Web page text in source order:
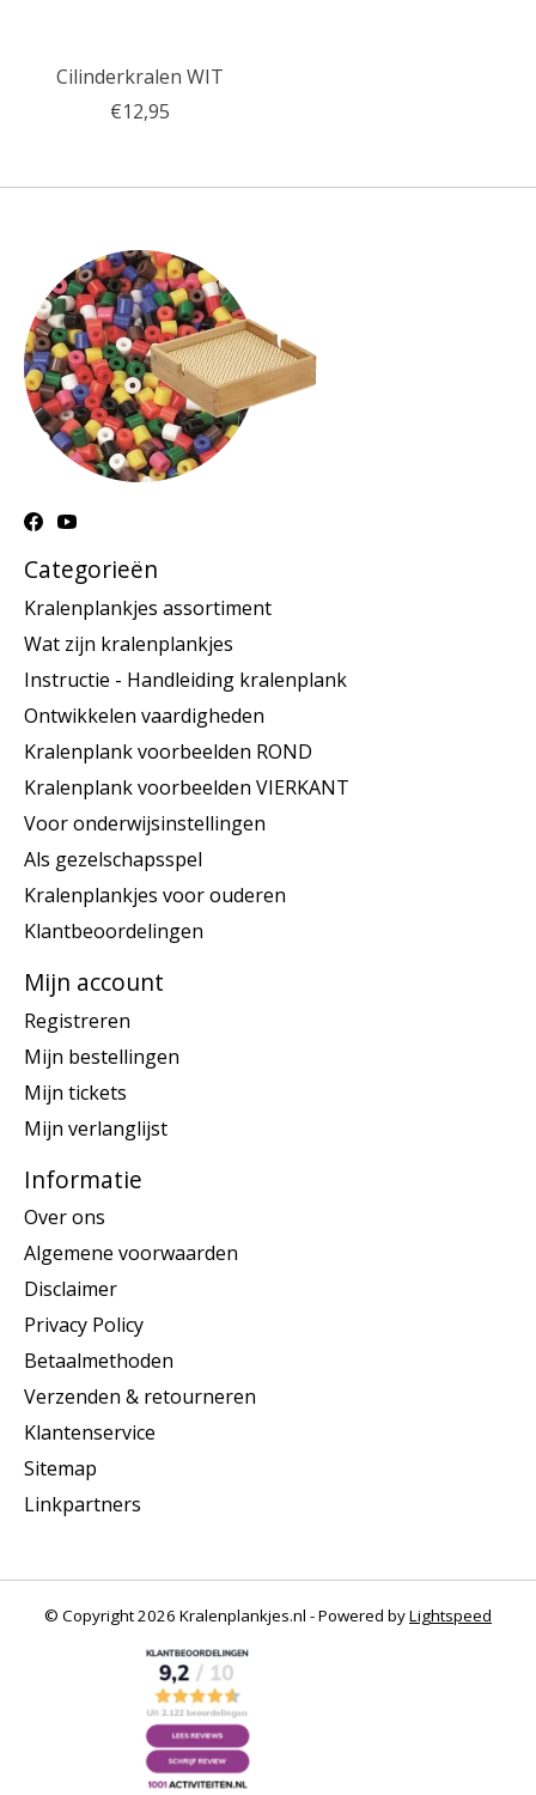
Cilinderkralen WIT
€12,95
Categorieën
Kralenplankjes assortiment
Wat zijn kralenplankjes
Instructie - Handleiding kralenplank
Ontwikkelen vaardigheden
Kralenplank voorbeelden ROND
Kralenplank voorbeelden VIERKANT
Voor onderwijsinstellingen
Als gezelschapsspel
Kralenplankjes voor ouderen
Klantbeoordelingen
Mijn account
Registreren
Mijn bestellingen
Mijn tickets
Mijn verlanglijst
Informatie
Over ons
Algemene voorwaarden
Disclaimer
Privacy Policy
Betaalmethoden
Verzenden & retourneren
Klantenservice
Sitemap
Linkpartners
© Copyright 2026 Kralenplankjes.nl - Powered byLightspeed